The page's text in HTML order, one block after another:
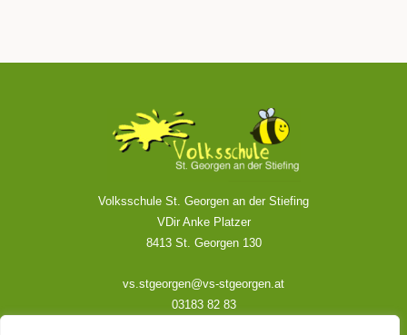
Volksschule St. Georgen an der Stiefing
VDir Anke Platzer
8413 St. Georgen 130
vs.stgeorgen@vs-stgeorgen.at
03183 82 83